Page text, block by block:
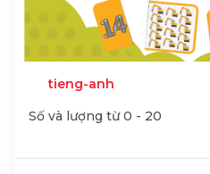
tieng-anh
Số và lượng từ 0 - 20